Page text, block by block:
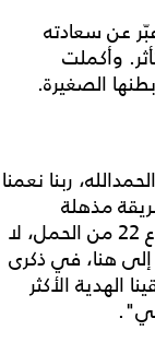
عن سعادته
وأكملت
الصغيرة.
ربنا نعمنا
مذهلة
لمفاجأتنا عندما لا نتوقع ذلك. وفي الأسبوع 22 من الحمل، لا
إلى هنا، في ذكرى
الهدية الأكثر